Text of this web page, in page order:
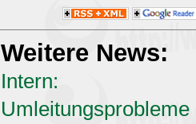
Weitere News:
Intern:
Umleitungsprobleme